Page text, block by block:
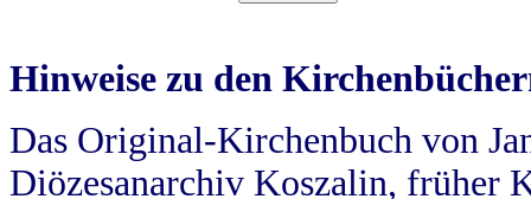
Hinweise zu den
Das Original-Kirchenbuch von
Diözesanarchiv Koszalin, früher